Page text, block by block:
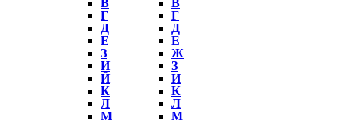
Г
Д
Е
З
И
Й
К
Л
М
Г
Д
Е
Ж
З
И
К
Л
М